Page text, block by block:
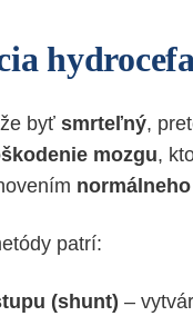
byť smrteľný,
mozgu,
patrí:
(shunt) –